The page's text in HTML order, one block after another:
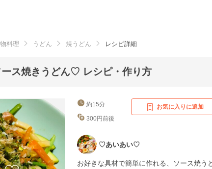
料理 うどん 焼うどん レシピ詳細
ス焼きうどん♡ レシピ・作り方
約15分
300円前後
お気に入りに追加
♡あいあい♡
お好きな具材で簡単に作れる、ソース焼う